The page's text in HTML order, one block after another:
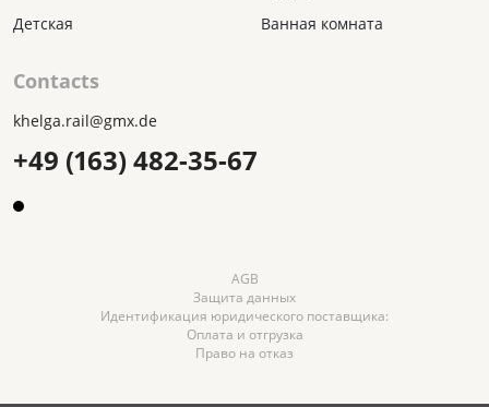
Детская
Ванная комната
Contacts
khelga.rail@gmx.dе
+49 (163) 482-35-67
AGB
Защита данных
Идентификация юридического поставщика:
Оплата и отгрузка
Право на отказ